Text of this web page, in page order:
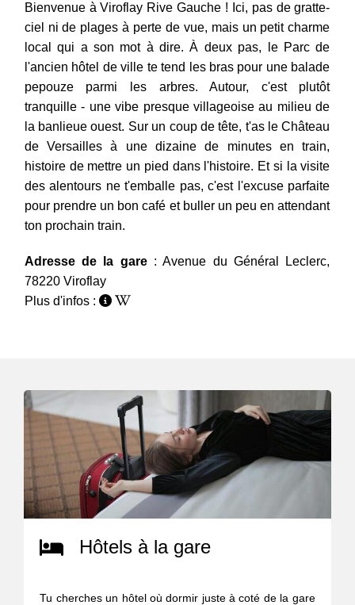
Bienvenue à Viroflay Rive Gauche ! Ici, pas de gratte-
ciel ni de plages à perte de vue, mais un petit charme
local qui a son mot à dire. À deux pas, le Parc de
l'ancien hôtel de ville te tend les bras pour une balade
pepouze parmi les arbres. Autour, c'est plutôt
tranquille - une vibe presque villageoise au milieu de
la banlieue ouest. Sur un coup de tête, t'as le Château
de Versailles à une dizaine de minutes en train,
histoire de mettre un pied dans l'histoire. Et si la visite
des alentours ne t'emballe pas, c'est l'excuse parfaite
pour prendre un bon café et buller un peu en attendant
ton prochain train.
Adresse de la gare : Avenue du Général Leclerc,
78220 Viroflay
Plus d'infos :
Hôtels à la gare
Tu cherches un hôtel où dormir juste à coté de la gare